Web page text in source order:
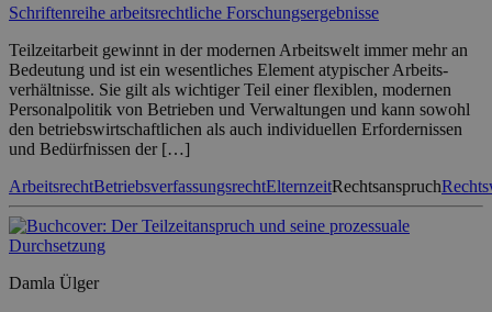
Schriftenreihe arbeitsrechtliche Forschungsergebnisse
Teilzeitarbeit gewinnt in der modernen Arbeitswelt immer mehr an
Bedeutung und ist ein wesentliches Element atypischer Arbeits-
verhältnisse. Sie gilt als wichtiger Teil einer flexiblen, modernen
Personalpolitik von Betrieben und Verwaltungen und kann sowohl
den betriebswirtschaftlichen als auch individuellen Erfordernissen
und Bedürfnissen der […]
ArbeitsrechtBetriebsverfassungsrechtElternzeitRechtsanspruch
Damla Ülger